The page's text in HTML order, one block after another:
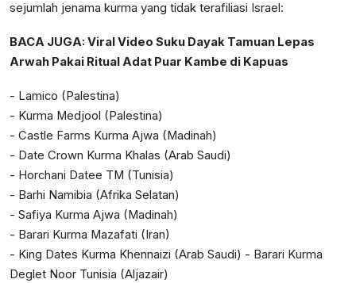
sejumlah jenama kurma yang tidak terafiliasi Israel:
BACA JUGA: Viral Video Suku Dayak Tamuan Lepas
Arwah Pakai Ritual Adat Puar Kambe di Kapuas
- Lamico (Palestina)
- Kurma Medjool (Palestina)
- Castle Farms Kurma Ajwa (Madinah)
- Date Crown Kurma Khalas (Arab Saudi)
- Horchani Datee TM (Tunisia)
- Barhi Namibia (Afrika Selatan)
- Safiya Kurma Ajwa (Madinah)
- Barari Kurma Mazafati (Iran)
- King Dates Kurma Khennaizi (Arab Saudi) - Barari Kurma
Deglet Noor Tunisia (Aljazair)